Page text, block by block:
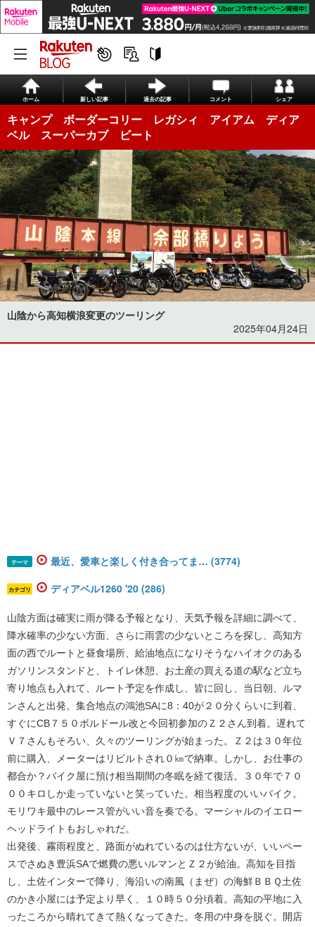
ホーム 新しい記事 過去の記事 コメント シェア
キャンプ ボーダーコリー レガシィ アイアム ディア
ベル スーパーカブ ビート
山陰から高知横浪変更のツーリング
2025年04月24日
テーマ 最近、愛車と楽しく付き合ってま… (3774)
カテゴリ ディアベル1260 '20 (286)
山陰方面は確実に雨が降る予報となり、天気予報を詳細に調べて、
降水確率の少ない方面、さらに雨雲の少ないところを探し、高知方
面の西でルートと昼食場所、給油地点になりそうなハイオクのある
ガソリンスタンドと、トイレ休憩、お土産の買える道の駅など立ち
寄り地点も入れて、ルート予定を作成し、皆に回し、当日朝、ルマ
ンさんと出発。集合地点の鴻池SAに8：40が２０分くらいに到着、
すぐにCB７５０ボルドール改と今回初参加のＺ２さん到着。遅れて
Ｖ７さんもそろい、久々のツーリングが始まった。Ｚ２は３０年位
前に購入、メーターはリビルトされ０㎞で納車。しかし、お仕事の
都合か？バイク屋に預け相当期間の冬眠を経て復活。３０年で７０
００キロしか走っていないと笑っていた。相当程度のいいバイク。
モリワキ最中のレース管がいい音を奏でる。マーシャルのイエロー
ヘッドライトもおしゃれだ。
出発後、霧雨程度と、路面がぬれているのは仕方ないが、いいペー
スでさぬき豊浜SAで燃費の悪いルマンとＺ２が給油。高知を目指
し、土佐インターで降り、海沿いの南風（まぜ）の海鮮ＢＢＱ土佐
のかき小屋には予定より早く、１０時５０分頃着。高知の平地に入
ったころから晴れてきて熱くなってきた。冬用の中身を脱ぐ。開店